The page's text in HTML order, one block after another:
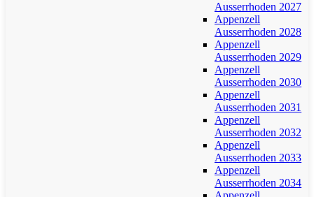
Ausserrhoden 2027
Appenzell
Ausserrhoden 2028
Appenzell
Ausserrhoden 2029
Appenzell
Ausserrhoden 2030
Appenzell
Ausserrhoden 2031
Appenzell
Ausserrhoden 2032
Appenzell
Ausserrhoden 2033
Appenzell
Ausserrhoden 2034